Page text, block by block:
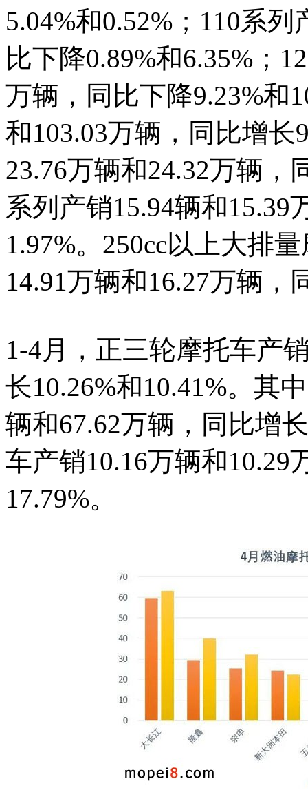
5.04%和0.52%；110系
比下降0.89%和6.35%；
万辆，同比下降9.23%和
和103.03万辆，同比增长
23.76万辆和24.32万辆，
系列产销15.94辆和15.39
1.97%。250cc以上大排
14.91万辆和16.27万辆，
1-4月，正三轮摩托车产
长10.26%和10.41%。其
辆和67.62万辆，同比增
车产销10.16万辆和10.29
17.79%。